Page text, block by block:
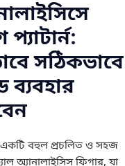
প্যাটার্ন:
সঠিকভাবে
ব্যবহার
একটি বহুল প্রচলিত ও সহজ
অ্যানালাইসিস ফিগার, যা